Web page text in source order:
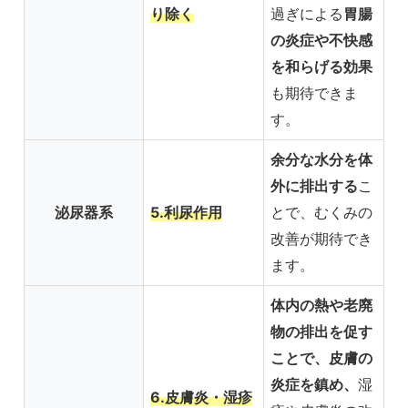
り除く 過ぎによる 胃腸
の炎症や不快感
を和らげる効果
も期待できま
す。
泌尿器系 5.利尿作用
余分な水分を体
外に排出するこ
とで、むくみの
改善が期待でき
ます。
6.皮膚炎・湿疹
体内の熱や老廃
物の排出を促す
ことで、皮膚の
炎症を鎮め、 湿